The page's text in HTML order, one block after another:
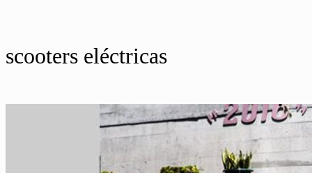
scooters eléctricas